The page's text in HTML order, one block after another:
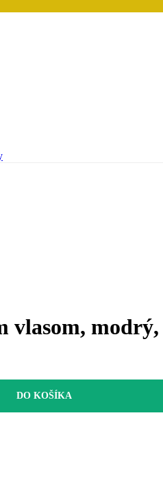
vlasom, modrý,
DO KOŠÍKA